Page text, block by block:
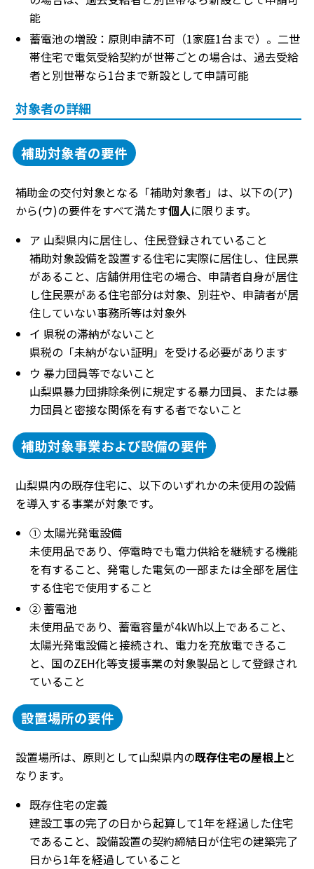
能
蓄電池の増設：原則申請不可（1家庭1台まで）。二世
帯住宅で電気受給契約が世帯ごとの場合は、過去受給
者と別世帯なら1台まで新設として申請可能
対象者の詳細
補助対象者の要件
補助金の交付対象となる「補助対象者」は、以下の(ア)
から(ウ)の要件をすべて満たす個人に限ります。
ア 山梨県内に居住し、住民登録されていること
補助対象設備を設置する住宅に実際に居住し、住民票
があること、店舗併用住宅の場合、申請者自身が居住
し住民票がある住宅部分は対象、別荘や、申請者が居
住していない事務所等は対象外
イ 県税の滞納がないこと
県税の「未納がない証明」を受ける必要があります
ウ 暴力団員等でないこと
山梨県暴力団排除条例に規定する暴力団員、または暴
力団員と密接な関係を有する者でないこと
補助対象事業および設備の要件
山梨県内の既存住宅に、以下のいずれかの未使用の設備
を導入する事業が対象です。
① 太陽光発電設備
未使用品であり、停電時でも電力供給を継続する機能
を有すること、発電した電気の一部または全部を居住
する住宅で使用すること
② 蓄電池
未使用品であり、蓄電容量が4kWh以上であること、
太陽光発電設備と接続され、電力を充放電できるこ
と、国のZEH化等支援事業の対象製品として登録され
ていること
設置場所の要件
設置場所は、原則として山梨県内の既存住宅の屋根上と
なります。
既存住宅の定義
建設工事の完了の日から起算して1年を経過した住宅
であること、設備設置の契約締結日が住宅の建築完了
日から1年を経過していること